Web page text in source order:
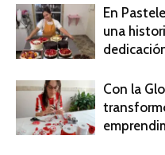
En
una
Con la